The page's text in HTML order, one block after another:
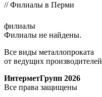
// Филиалы в Перми
филиалы
Филиалы не найдены.
Все виды металлопроката
от ведущих производителей
ИнтерметГрупп 2026
Все права защищены